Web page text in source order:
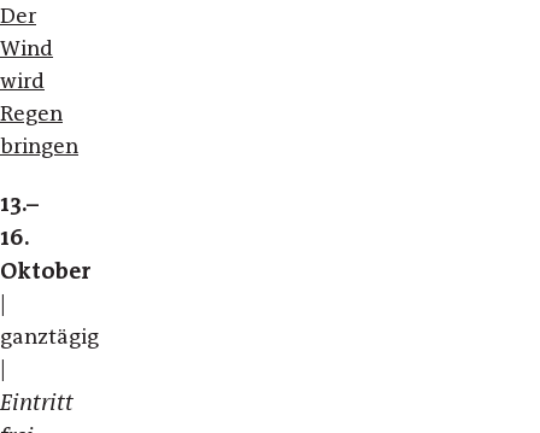
Der
Wind
wird
Regen
bringen
13.–
16.
Oktober
ganztägig
Eintritt